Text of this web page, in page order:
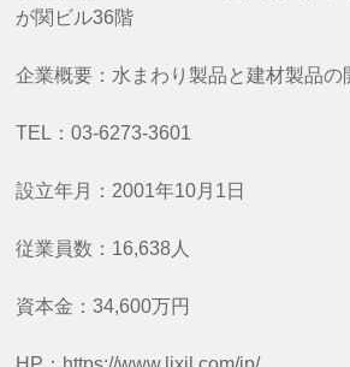
が関ビル36階
企業概要：水まわり製品と建材製品の
TEL：03-6273-3601
設立年月：2001年10月1日
従業員数：16,638人
資本金：34,600万円